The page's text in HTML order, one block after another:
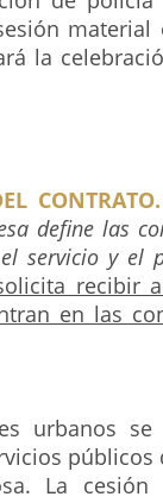
la
CONTRATO.
define las
servicio y el
recibir
en las
urbanos
La cesión